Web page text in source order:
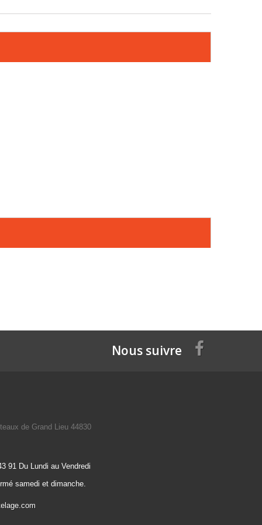
Nous suivre
de Grand Lieu 44830
91 Du Lundi au Vendredi
samedi et dimanche.